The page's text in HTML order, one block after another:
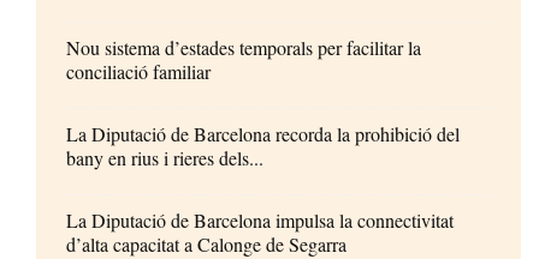
Nou sistema d’estades temporals per facilitar la
conciliació familiar
La Diputació de Barcelona recorda la prohibició del
bany en rius i rieres dels...
La Diputació de Barcelona impulsa la connectivitat
d’alta capacitat a Calonge de Segarra